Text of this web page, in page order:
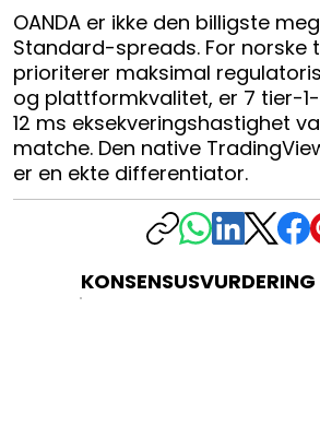
OANDA er ikke den billigste
Standard-spreads. For norske
prioriterer maksimal
og plattformkvalitet, er 7 tier-
12 ms eksekveringshastighet
matche. Den native
er en ekte differentiator.
KONSENSUSVURDERING